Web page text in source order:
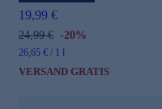
19,99 €
24,99 € -20%
26,65 € / 1 l
VERSAND GRATIS